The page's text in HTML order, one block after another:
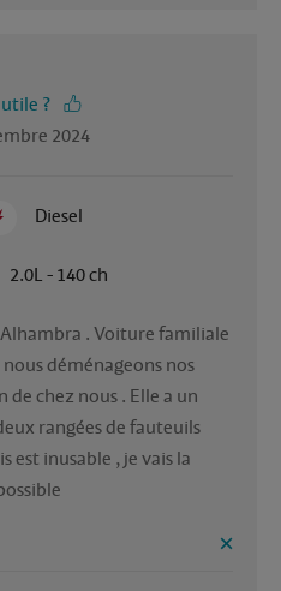
?
2024
Diesel
2.0L - 140 ch
. Voiture familiale
déménageons nos
chez nous . Elle a un
rangées de fauteuils
est inusable , je vais la